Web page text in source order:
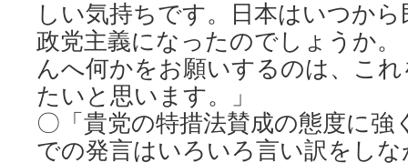
しい気持ちです。日本はいつか
政党主義になったのでしょうか
んへ何かをお願いするのは、こ
たいと思います。」
〇「貴党の特措法賛成の態度に強
での発言はいろいろ言い訳をし